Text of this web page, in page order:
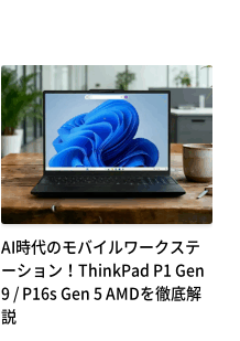
AI時代のモバイルワークステ
ーション！ThinkPad P1 Gen
9 / P16s Gen 5 AMDを徹底解
説